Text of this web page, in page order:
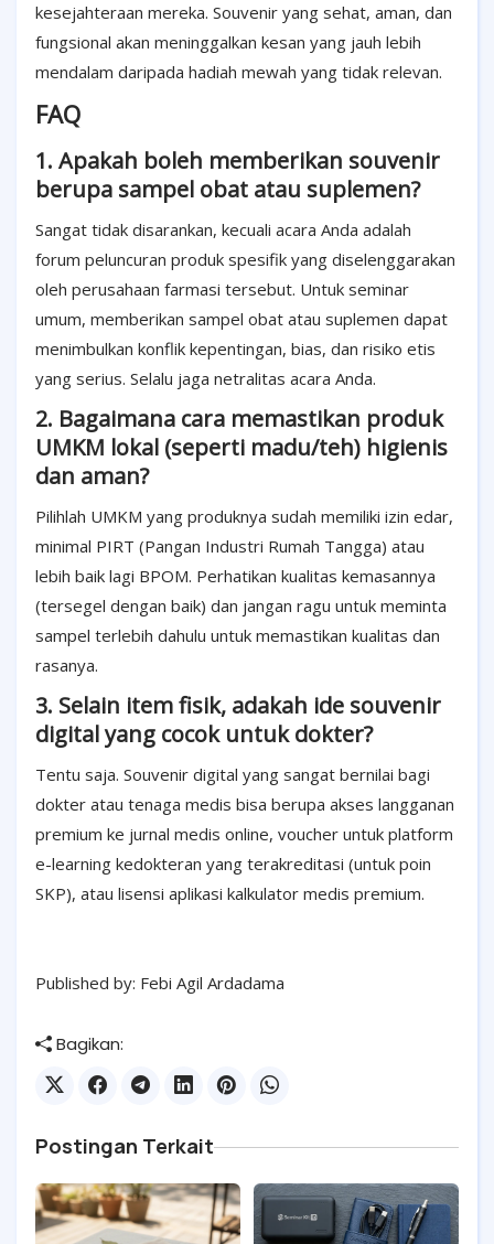
kesejahteraan mereka. Souvenir yang sehat, aman, dan
fungsional akan meninggalkan kesan yang jauh lebih
mendalam daripada hadiah mewah yang tidak relevan.
FAQ
1. Apakah boleh memberikan souvenir
berupa sampel obat atau suplemen?
Sangat tidak disarankan, kecuali acara Anda adalah
forum peluncuran produk spesifik yang diselenggarakan
oleh perusahaan farmasi tersebut. Untuk seminar
umum, memberikan sampel obat atau suplemen dapat
menimbulkan konflik kepentingan, bias, dan risiko etis
yang serius. Selalu jaga netralitas acara Anda.
2. Bagaimana cara memastikan produk
UMKM lokal (seperti madu/teh) higienis
dan aman?
Pilihlah UMKM yang produknya sudah memiliki izin edar,
minimal PIRT (Pangan Industri Rumah Tangga) atau
lebih baik lagi BPOM. Perhatikan kualitas kemasannya
(tersegel dengan baik) dan jangan ragu untuk meminta
sampel terlebih dahulu untuk memastikan kualitas dan
rasanya.
3. Selain item fisik, adakah ide souvenir
digital yang cocok untuk dokter?
Tentu saja. Souvenir digital yang sangat bernilai bagi
dokter atau tenaga medis bisa berupa akses langganan
premium ke jurnal medis online, voucher untuk platform
e-learning kedokteran yang terakreditasi (untuk poin
SKP), atau lisensi aplikasi kalkulator medis premium.
Published by: Febi Agil Ardadama
Bagikan:
Postingan Terkait